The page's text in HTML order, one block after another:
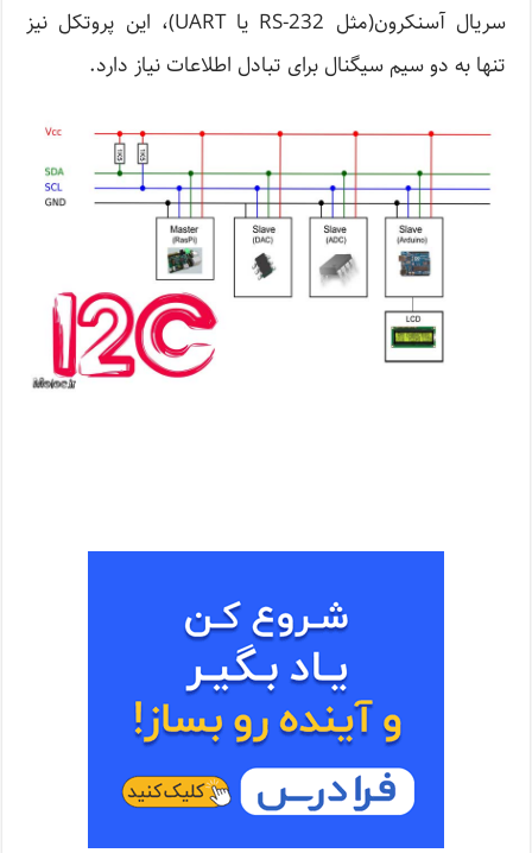
سریال آسنکرون(مثل RS-232 یا UART)، این پروتکل نیز
تنها به دو سیم سیگنال برای تبادل اطلاعات نیاز دارد.